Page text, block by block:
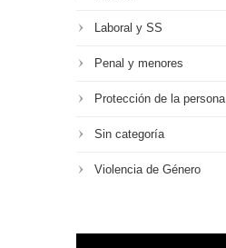
Laboral y SS
Penal y menores
Protección de la persona
Sin categoría
Violencia de Género